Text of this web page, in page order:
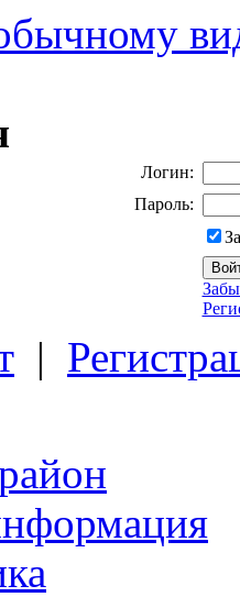
Логин:
Пароль:
|